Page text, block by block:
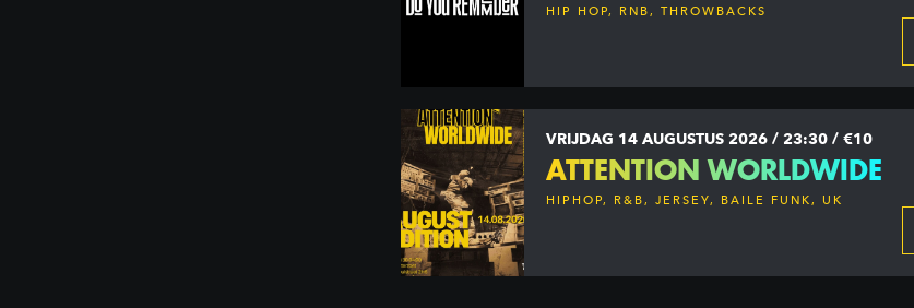
HIP HOP, RNB, THROWBACKS
VRIJDAG 14 AUGUSTUS 2026 / 23:30 / €10
ATTENTION WORLDWIDE
HIPHOP, R&B, JERSEY, BAILE FUNK, UK